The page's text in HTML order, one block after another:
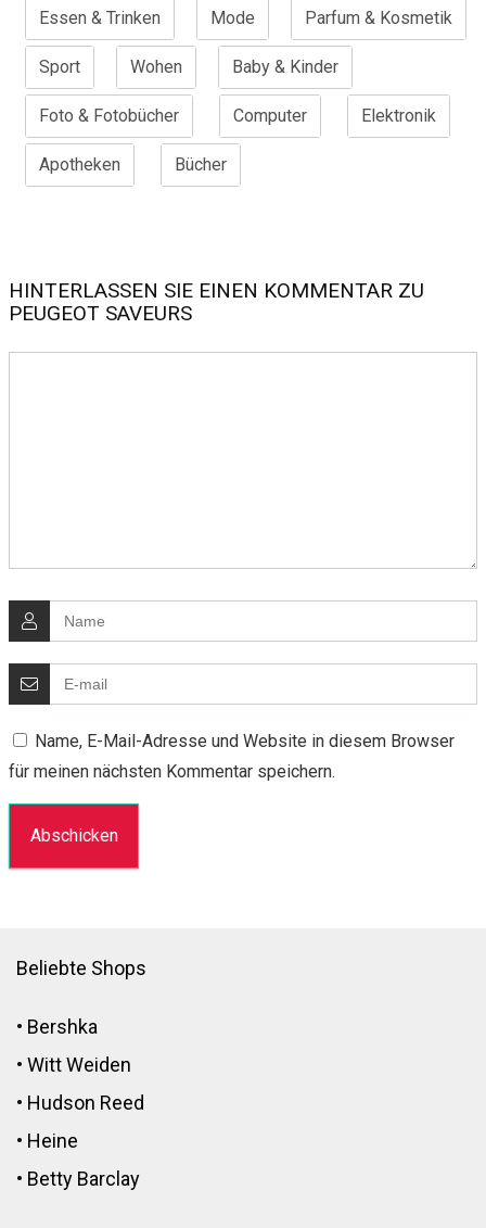
Essen & Trinken Mode Parfum & Kosmetik
Sport Wohen Baby & Kinder
Foto & Fotobücher Computer Elektronik
Apotheken Bücher
HINTERLASSEN SIE EINEN KOMMENTAR ZU
PEUGEOT SAVEURS
Name, E-Mail-Adresse und Website in diesem Browser
für meinen nächsten Kommentar speichern.
Beliebte Shops
• Bershka
• Witt Weiden
• Hudson Reed
• Heine
• Betty Barclay